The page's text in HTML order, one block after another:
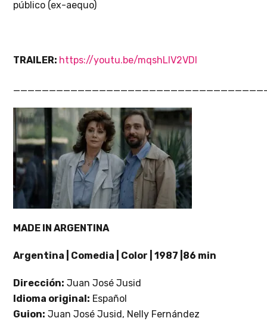
público (ex-aequo)
TRAILER: https://youtu.be/mqshLIV2VDI
MADE IN ARGENTINA
Argentina | Comedia | Color | 1987 |86 min
Dirección: Juan José Jusid
Idioma original: Español
Guion: Juan José Jusid, Nelly Fernández